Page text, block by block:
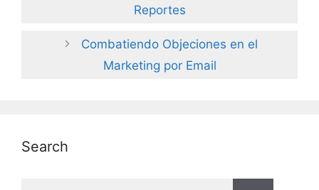
Reportes
Combatiendo Objeciones en el
Marketing por Email
Search